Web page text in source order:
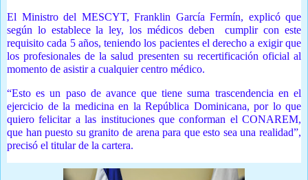
El Ministro del MESCYT, Franklin García Fermín, explicó que
según lo establece la ley, los médicos deben cumplir con este
requisito cada 5 años, teniendo los pacientes el derecho a exigir que
los profesionales de la salud presenten su recertificación oficial al
momento de asistir a cualquier centro médico.
“Esto es un paso de avance que tiene suma trascendencia en el
ejercicio de la medicina en la República Dominicana, por lo que
quiero felicitar a las instituciones que conforman el CONAREM,
que han puesto su granito de arena para que esto sea una realidad”,
precisó el titular de la cartera.